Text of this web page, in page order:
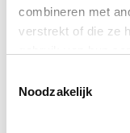
combineren met
verstrekt of die ze
onze cookies als je
Noodzakelijk
anderen'.
halfjaar. In